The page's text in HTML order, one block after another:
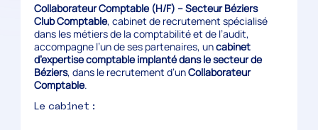
Collaborateur Comptable (H/F) – Secteur Béziers
Club Comptable, cabinet de recrutement spécialisé
dans les métiers de la comptabilité et de l’audit,
accompagne l’un de ses partenaires, uncabinet
d’expertise comptable implanté dans le secteur de
Béziers, dans le recrutement d’unCollaborateur
Comptable.
Le cabinet :